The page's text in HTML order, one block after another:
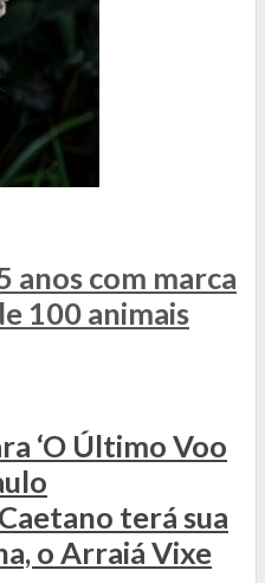
anos com marca
100 animais
‘O Último Voo
terá sua
o Arraiá Vixe